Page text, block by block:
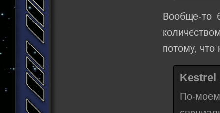
Вообще-то
потому, что
Kestrel
По-